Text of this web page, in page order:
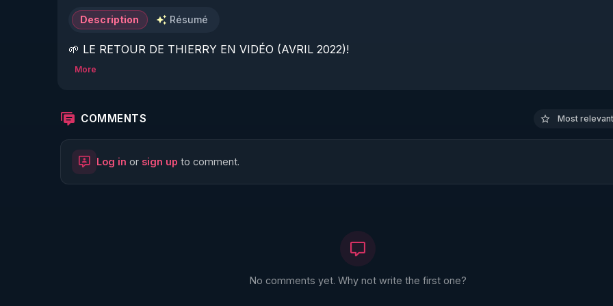
Description Résumé
🌱 LE RETOUR DE THIERRY EN VIDÉO (AVRIL 2022)!
🌱 LE MAGAZINE RÉGÉNÈRE
http://rgnr.li/ymag
More
COMMENTS Most
Log in or sign up to comment.
No comments yet. Why not write the first one?